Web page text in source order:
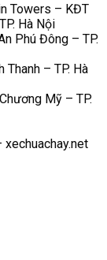
Towers – KĐT
Hà Nội
Phú Đông – TP.
Thanh – TP. Hà
Mỹ – TP.